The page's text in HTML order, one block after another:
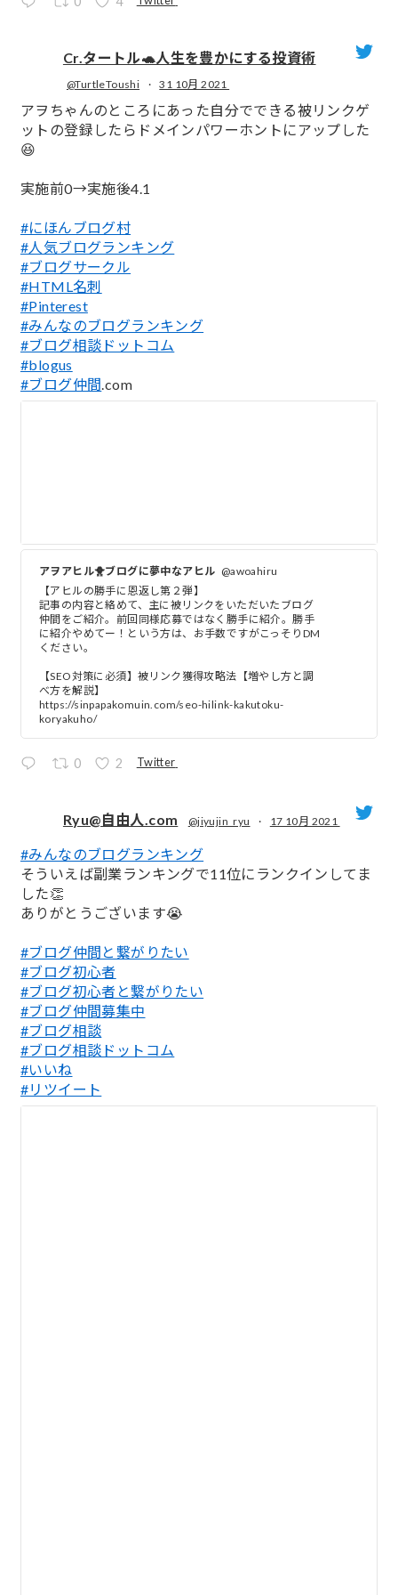
Cr.タートル🐢人生を豊かにする投資術
@TurtleToushi · 31 10月 2021
アヲちゃんのところにあった自分でできる被リンクゲ
ットの登録したらドメインパワーホントにアップした
😆
実施前0→実施後4.1
#にほんブログ村
#人気ブログランキング
#ブログサークル
#HTML名刺
#Pinterest
#みんなのブログランキング
#ブログ相談ドットコム
#blogus
#ブログ仲間.com
アヲアヒル🐥ブログに夢中なアヒル @awoahiru
【アヒルの勝手に恩返し第２弾】
記事の内容と絡めて、主に被リンクをいただいたブログ
仲間をご紹介。前回同様応募ではなく勝手に紹介。勝手
に紹介やめてー！という方は、お手数ですがこっそりDM
ください。
【SEO対策に必須】被リンク獲得攻略法【増やし方と調
べ方を解説】
https://sinpapakomuin.com/seo-hilink-kakutoku-
koryakuho/
0 2 Twitter
;
Ryu@自由人.com @jiyujin_ryu · 17 10月 2021
#みんなのブログランキング
そういえば副業ランキングで11位にランクインしてま
した👏
ありがとうございます😭
#ブログ仲間と繋がりたい
#ブログ初心者
#ブログ初心者と繋がりたい
#ブログ仲間募集中
#ブログ相談
#ブログ相談ドットコム
#いいね
#リツイート